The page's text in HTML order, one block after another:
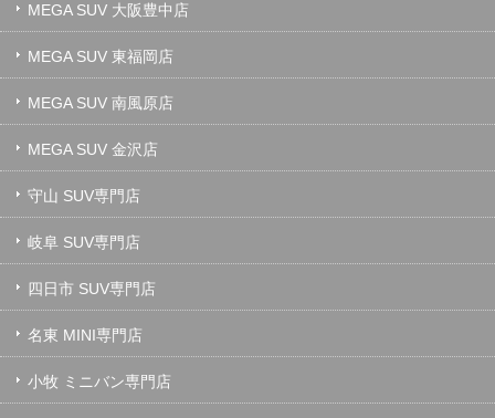
MEGA SUV 大阪豊中店
MEGA SUV 東福岡店
MEGA SUV 南風原店
MEGA SUV 金沢店
守山 SUV専門店
岐阜 SUV専門店
四日市 SUV専門店
名東 MINI専門店
小牧 ミニバン専門店